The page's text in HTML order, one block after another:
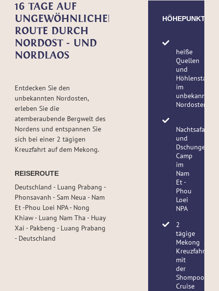
16 TAGE AUF
UNGEWÖHNLICHER
ROUTE DURCH
NORDOST - UND
NORDLAOS
Entdecken Sie den
unbekannten Nordosten,
erleben Sie die
atemberaubende Bergwelt des
Nordens und entspannen Sie
sich bei einer 2 tägigen
Kreuzfahrt auf dem Mekong.
REISEROUTE
Deutschland - Luang Prabang -
Phonsavanh - Sam Neua - Nam
Et -Phou Loei NPA - Nong
Khiaw - Luang Nam Tha - Huay
Xai - Pakbeng - Luang Prabang
- Deutschland
HÖHEPUNKTE
heiße
Quellen
und
Höhlenstadt
im
unbekannten
Nordosten
Nachtsafari
und
Dschungel
Camp
im
Nam
Et -
Phou
Loei
NPA
2
tägige
Mekong
Kreuzfahrt
mit
der
Shompoo
Cruise